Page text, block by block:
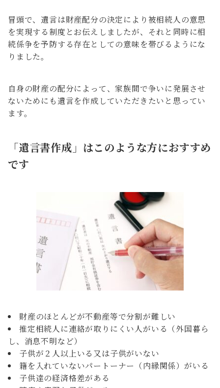
冒頭で、遺言は財産配分の決定により被相続人の意思
を実現する制度とお伝えしましたが、それと同時に相
続係争を予防する存在としての意味を帯びるようにな
りました。
自身の財産の配分によって、家族間で争いに発展させ
ないためにも遺言を作成していただきたいと思ってい
ます。
「遺言書作成」はこのような方におすすめ
です
財産のほとんどが不動産等で分割が難しい
推定相続人に連絡が取りにくい人がいる（外国暮ら
し、消息不明など）
子供が２人以上いる又は子供がいない
籍を入れていないパートーナー（内縁関係）がいる
子供達の経済格差がある